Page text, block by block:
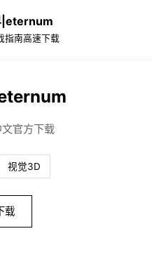
|eternum
指南高速下载
官方下载
视觉3D
载